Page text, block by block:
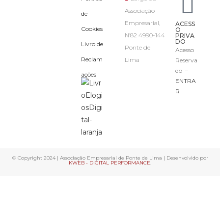
de
Cookies
Livro de
Reclam
ações
Associação
Empresarial,
N’82 4990-144
Ponte de
Lima
ACESS
O
PRIVA
DO
Acesso
Reserva
do –
ENTRA
R
© Copyright 2024 | Associação Empresarial de Ponte de Lima | Desenvolvido por
KWEB - DIGITAL PERFORMANCE.